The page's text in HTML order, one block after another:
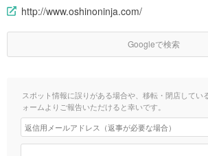
http://www.oshinoninja.com/
Googleで検索
スポット情報に誤りがある場合や、移転・閉店してい
ォームよりご報告いただけると幸いです。